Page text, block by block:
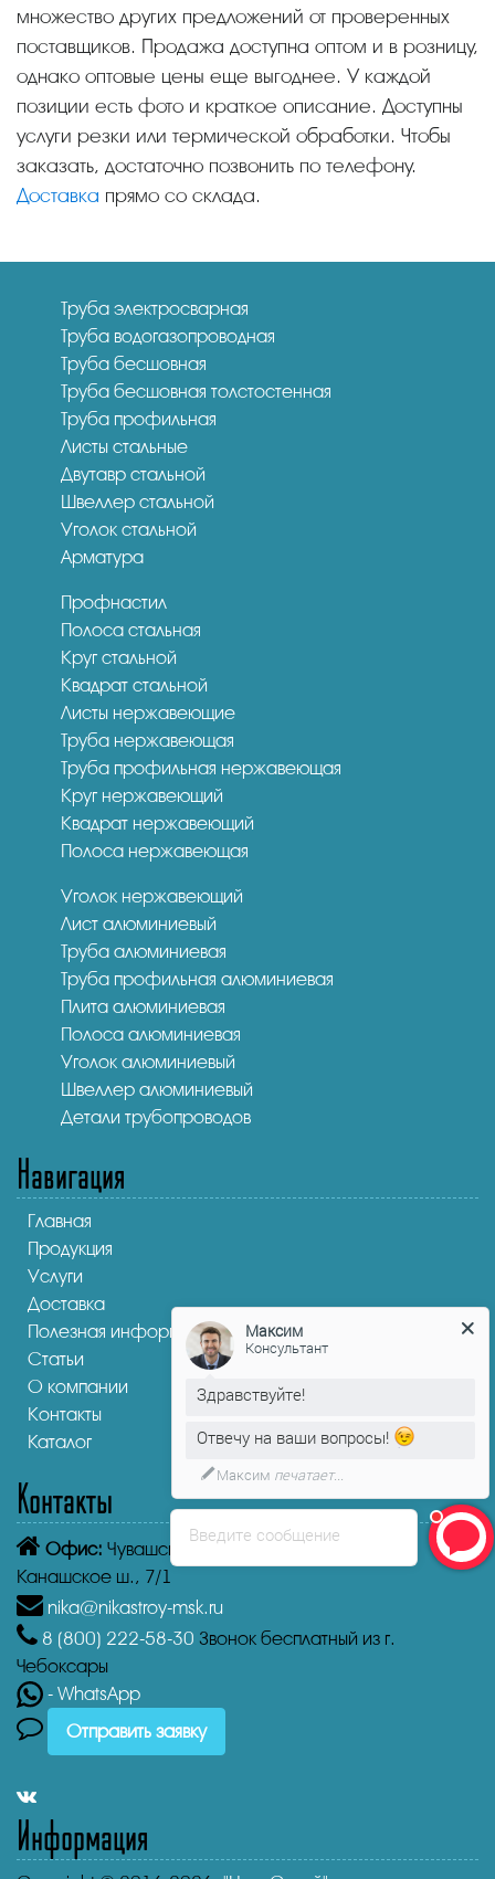
множество других предложений от проверенных
поставщиков. Продажа доступна оптом и в розницу,
однако оптовые цены еще выгоднее. У каждой
позиции есть фото и краткое описание. Доступны
услуги резки или термической обработки. Чтобы
заказать, достаточно позвонить по телефону.
Доставка прямо со склада.
Труба электросварная
Труба водогазопроводная
Труба бесшовная
Труба бесшовная толстостенная
Труба профильная
Листы стальные
Двутавр стальной
Швеллер стальной
Уголок стальной
Арматура
Профнастил
Полоса стальная
Круг стальной
Квадрат стальной
Листы нержавеющие
Труба нержавеющая
Труба профильная нержавеющая
Круг нержавеющий
Квадрат нержавеющий
Полоса нержавеющая
Уголок нержавеющий
Лист алюминиевый
Труба алюминиевая
Труба профильная алюминиевая
Плита алюминиевая
Полоса алюминиевая
Уголок алюминиевый
Швеллер алюминиевый
Детали трубопроводов
Навигация
Главная
Продукция
Услуги
Доставка
Полезная информация
Статьи
О компании
Контакты
Каталог
Контакты
Офис: Чувашская Республика,
Канашское ш., 7/1
nika@nikastroy-msk.ru
8 (800) 222-58-30 Звонок бесплатный из г.
Чебоксары
- WhatsApp
Отправить заявку
Информация
Введите сообщение
Максим
Консультант
Здравствуйте!
Отвечу на ваши вопросы!
Максим печатает...